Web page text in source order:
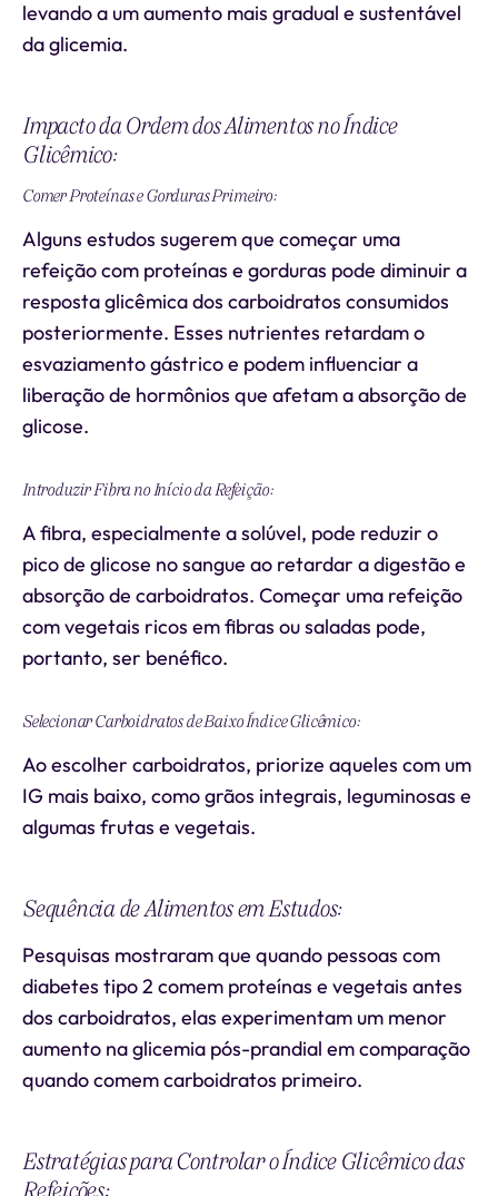
levando a um aumento mais gradual e sustentável
da glicemia.
Impacto da Ordem dos Alimentos no Índice
Glicêmico:
Comer Proteínas e Gorduras Primeiro:
Alguns estudos sugerem que começar uma
refeição com proteínas e gorduras pode diminuir a
resposta glicêmica dos carboidratos consumidos
posteriormente. Esses nutrientes retardam o
esvaziamento gástrico e podem influenciar a
liberação de hormônios que afetam a absorção de
glicose.
Introduzir Fibra no Início da Refeição:
A fibra, especialmente a solúvel, pode reduzir o
pico de glicose no sangue ao retardar a digestão e
absorção de carboidratos. Começar uma refeição
com vegetais ricos em fibras ou saladas pode,
portanto, ser benéfico.
Selecionar Carboidratos de Baixo Índice Glicêmico:
Ao escolher carboidratos, priorize aqueles com um
IG mais baixo, como grãos integrais, leguminosas e
algumas frutas e vegetais.
Sequência de Alimentos em Estudos:
Pesquisas mostraram que quando pessoas com
diabetes tipo 2 comem proteínas e vegetais antes
dos carboidratos, elas experimentam um menor
aumento na glicemia pós-prandial em comparação
quando comem carboidratos primeiro.
Estratégias para Controlar o Índice Glicêmico das